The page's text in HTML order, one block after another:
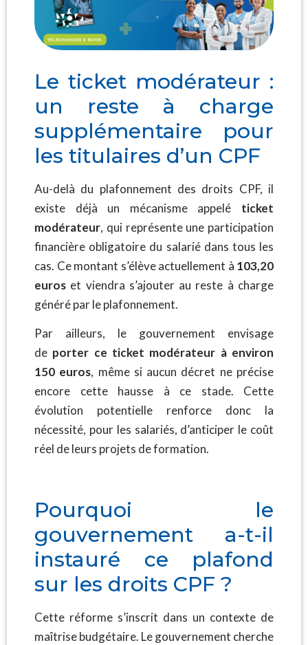
Le ticket modérateur :
un reste à charge
supplémentaire pour
les titulaires d’un CPF
Au-delà du plafonnement des droits CPF, il
existe déjà un mécanisme appelé ticket
modérateur, qui représente une participation
financière obligatoire du salarié dans tous les
cas. Ce montant s’élève actuellement à 103,20
euros et viendra s’ajouter au reste à charge
généré par le plafonnement.
Par ailleurs, le gouvernement envisage
de porter ce ticket modérateur à environ
150 euros, même si aucun décret ne précise
encore cette hausse à ce stade. Cette
évolution potentielle renforce donc la
nécessité, pour les salariés, d’anticiper le coût
réel de leurs projets de formation.
Pourquoi le
gouvernement a-t-il
instauré ce plafond
sur les droits CPF ?
Cette réforme s’inscrit dans un contexte de
maîtrise budgétaire. Le gouvernement cherche